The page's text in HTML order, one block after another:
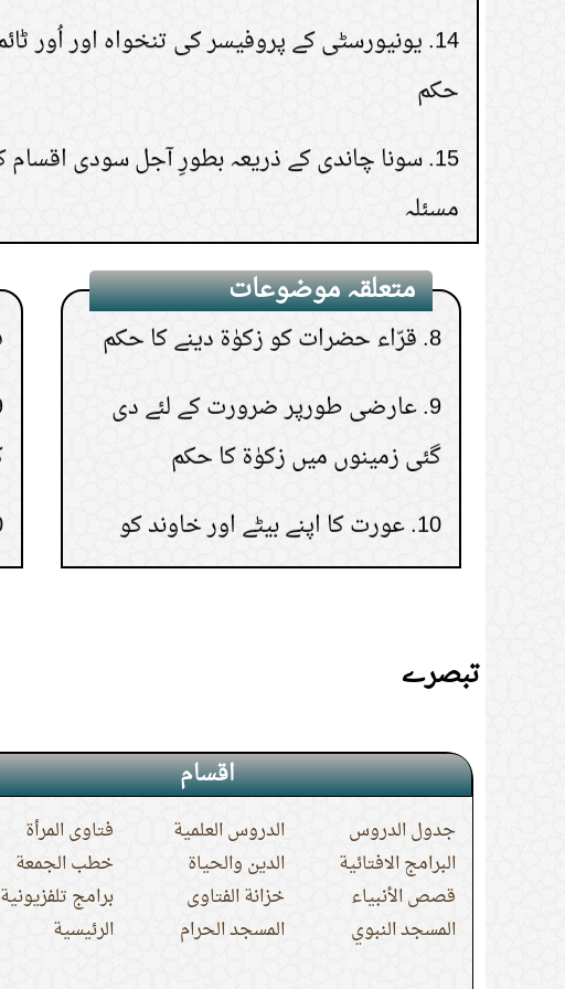
15. سونا چاندی کے ذریعہ بطورِ آجل سودی اقسام
متعلقہ موضوعات
زکوٰۃ واجب ہے؟
6.
7. زکوٰۃ کو تقسیم کرنے میں تاخیر کرنا
8. قرّاء حضرات کو زکوٰۃ دینے کا حکم
9. عارضی طورپر ضرورت کے لئے دی
گئی زمینوں میں زکوٰۃ کا حکم
10. عورت کا اپنے بیٹے اور خاوند کو
زکوٰۃ دینا
تبصرے
اقسام
جدول الدروس الدروس العلمية
فتاوى المرأة
البرامج الافتائية
الدين والحياة
خطب الجمعة
قصص الأنبياء
خزانة الفتاوى
برامج تلفزيونية
المسجد النبوي
المسجد الحرام الرئيسية